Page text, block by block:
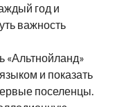
год и
важность
«Альтнойланд»
и показать
поселенцы.